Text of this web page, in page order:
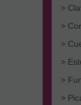
>
>
>
>
>
>